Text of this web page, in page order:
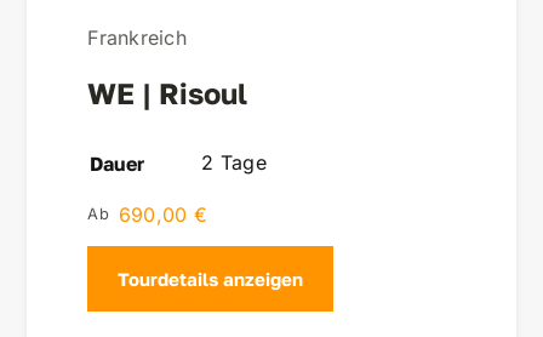
Frankreich
WE | Risoul
Dauer 2 Tage
690,00 €
Tourdetails anzeigen